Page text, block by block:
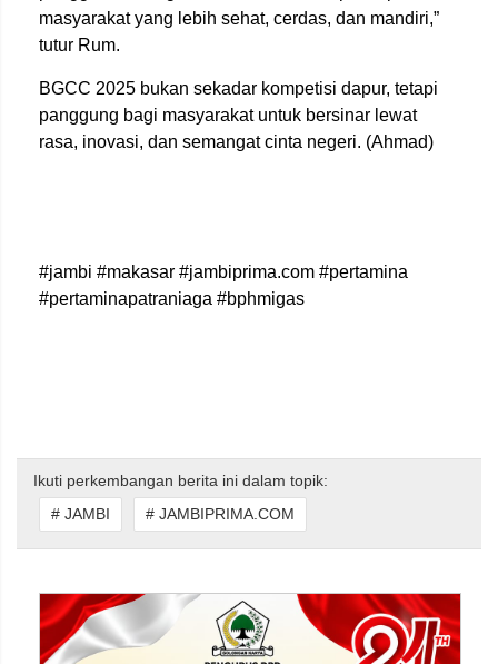
masyarakat yang lebih sehat, cerdas, dan mandiri,”
tutur Rum.
BGCC 2025 bukan sekadar kompetisi dapur, tetapi
panggung bagi masyarakat untuk bersinar lewat
rasa, inovasi, dan semangat cinta negeri. (Ahmad)
#jambi #makasar #jambiprima.com #pertamina
#pertaminapatraniaga #bphmigas
Ikuti perkembangan berita ini dalam topik:
# JAMBI
# JAMBIPRIMA.COM